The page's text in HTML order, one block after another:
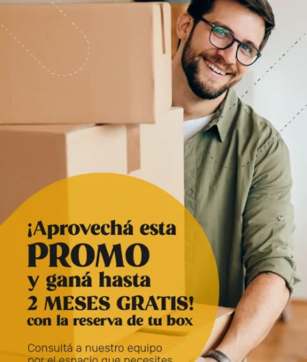
Así que si estás pensando en ponerte las pilas y
reordenar tu vida, empezar por ordenar la casa es una
muy pero muy buena idea. Y, si tal es el caso, otra muy
buena idea es alquilar un box en donde guardar todas
esas cosas que descubriste que en realidad están
provocando un desorden en tu casa, pero que aún son
útiles y no querés desechar.
Puede ser, por ejemplo, amigas, amigos o la familia de
tu pareja que viene desde el interior o el exterior del
país; un compañero de trabajo que, por un problema en
la relación, va a estar quedándose unos días en tu casa
o simplemente vienen tus hijas o hijos a pasar un fin de
semana en el hogar.
El problema es que a último momento caes en la
cuenta de que no va a dar el espacio para improvisar
una habitación con la privacidad y comodidad que
realmente se merecen. ¿Qué podrás hacer?